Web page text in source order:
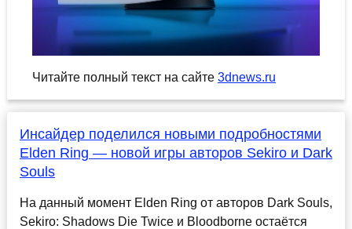
Читайте полный текст на сайте 3dnews.ru
Инсайдер поделился новыми подробностями
Elden Ring — новой игры авторов Sekiro и Dark
Souls
На данный момент Elden Ring от авторов Dark Souls,
Sekiro: Shadows Die Twice и Bloodborne остаётся